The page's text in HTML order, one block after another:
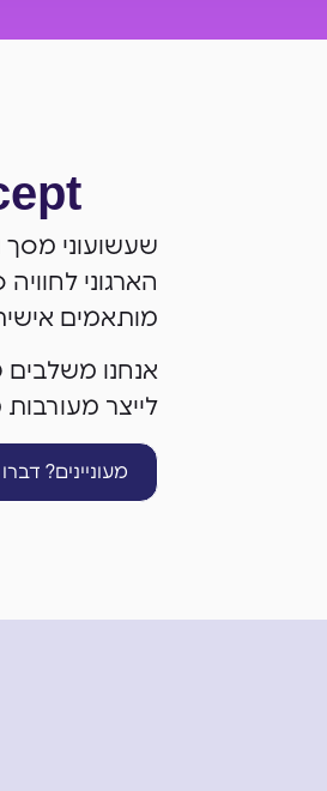
שעשועוני מסך
מותאמים
אנחנו משלבים
לייצר
מעוניינים?